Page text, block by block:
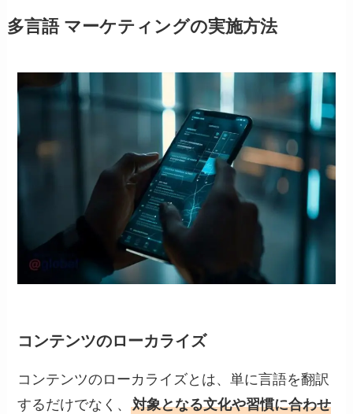
多言語 マーケティングの実施方法
コンテンツのローカライズ
コンテンツのローカライズとは、単に言語を翻訳
するだけでなく、対象となる文化や習慣に合わせ